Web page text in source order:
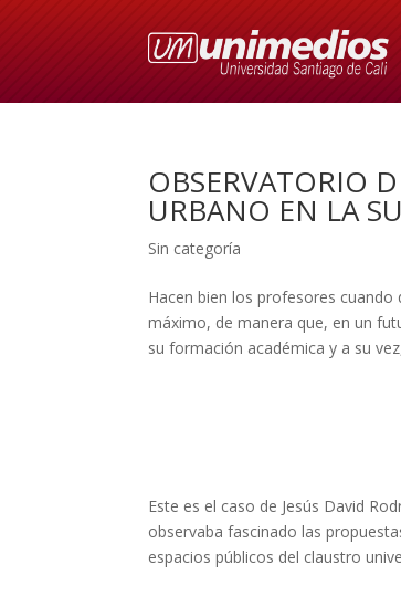
OBSERVATORIO
URBANO EN LA
Sin categoría
Hacen bien los profesores cuando
máximo, de manera que, en un
su formación académica y a su
Este es el caso de Jesús David
observaba fascinado las
espacios públicos del claustro